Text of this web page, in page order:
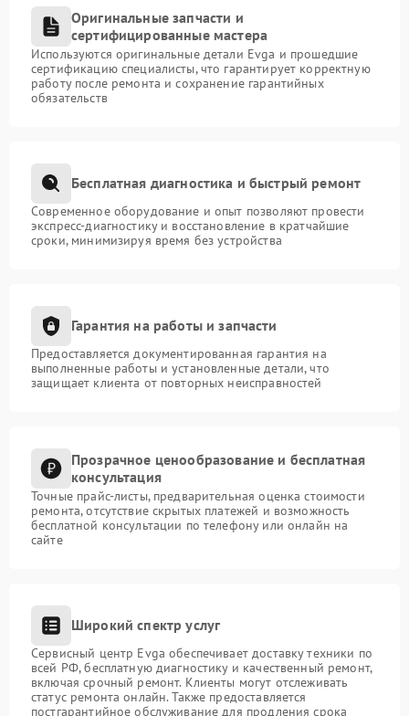
Оригинальные запчасти и
сертифицированные мастера
Используются оригинальные детали Evga и прошедшие
сертификацию специалисты, что гарантирует корректную
работу после ремонта и сохранение гарантийных
обязательств
Бесплатная диагностика и быстрый ремонт
Современное оборудование и опыт позволяют провести
экспресс-диагностику и восстановление в кратчайшие
сроки, минимизируя время без устройства
Гарантия на работы и запчасти
Предоставляется документированная гарантия на
выполненные работы и установленные детали, что
защищает клиента от повторных неисправностей
Прозрачное ценообразование и бесплатная
консультация
Точные прайс-листы, предварительная оценка стоимости
ремонта, отсутствие скрытых платежей и возможность
бесплатной консультации по телефону или онлайн на
сайте
Широкий спектр услуг
Сервисный центр Evga обеспечивает доставку техники по
всей РФ, бесплатную диагностику и качественный ремонт,
включая срочный ремонт. Клиенты могут отслеживать
статус ремонта онлайн. Также предоставляется
постгарантийное обслуживание для продления срока